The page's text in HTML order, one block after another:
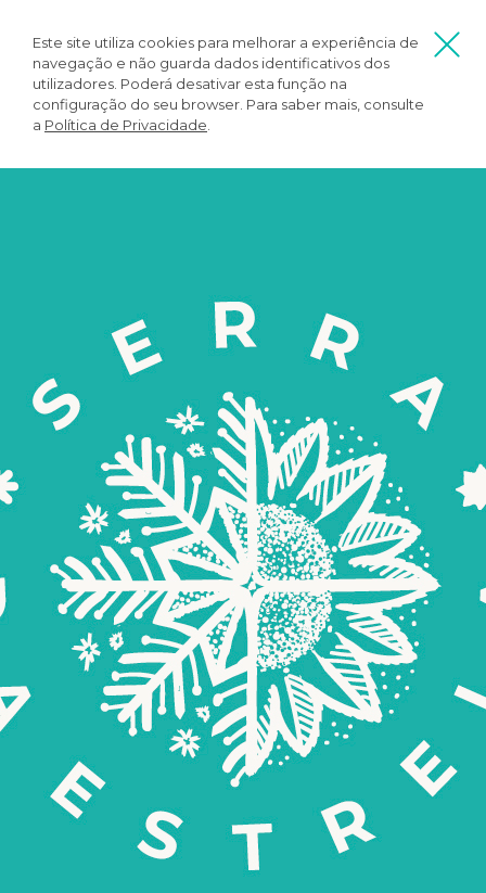
Este site utiliza cookies para melhorar a experiência de
navegação e não guarda dados identificativos dos
utilizadores. Poderá desativar esta função na
configuração do seu browser. Para saber mais, consulte
a Política de Privacidade